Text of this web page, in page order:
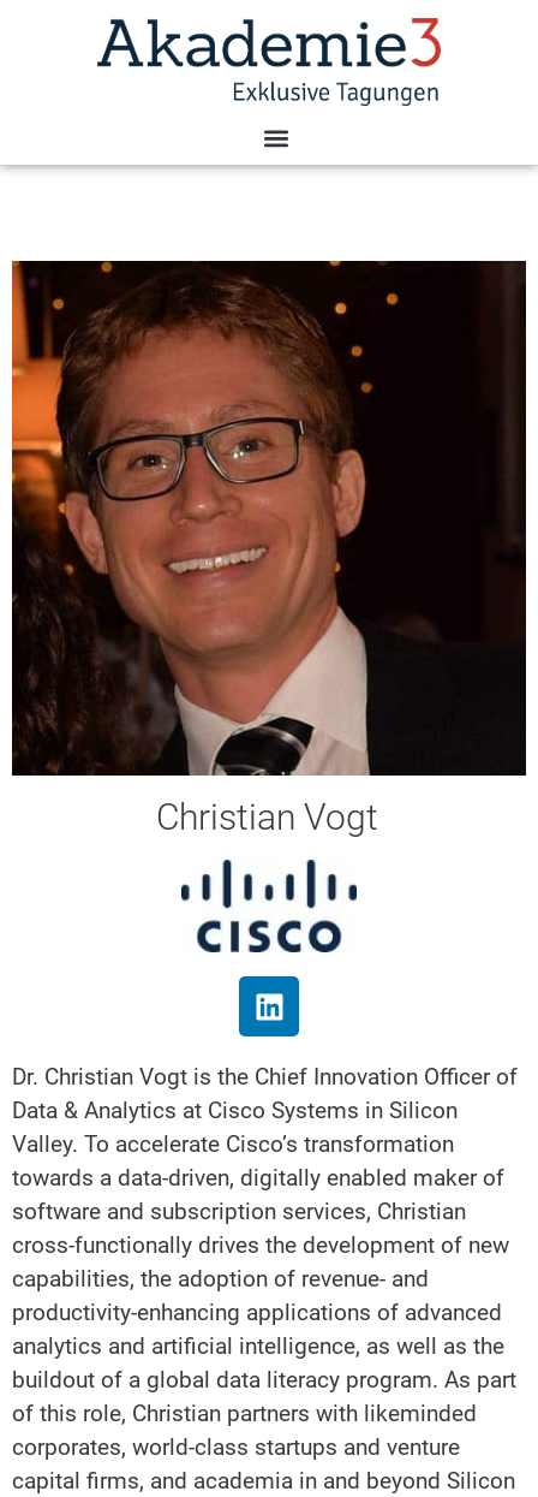
Christian Vogt
Dr. Christian Vogt is the Chief Innovation Officer of
Data & Analytics at Cisco Systems in Silicon
Valley. To accelerate Cisco’s transformation
towards a data-driven, digitally enabled maker of
software and subscription services, Christian
cross-functionally drives the development of new
capabilities, the adoption of revenue- and
productivity-enhancing applications of advanced
analytics and artificial intelligence, as well as the
buildout of a global data literacy program. As part
of this role, Christian partners with likeminded
corporates, world-class startups and venture
capital firms, and academia in and beyond Silicon